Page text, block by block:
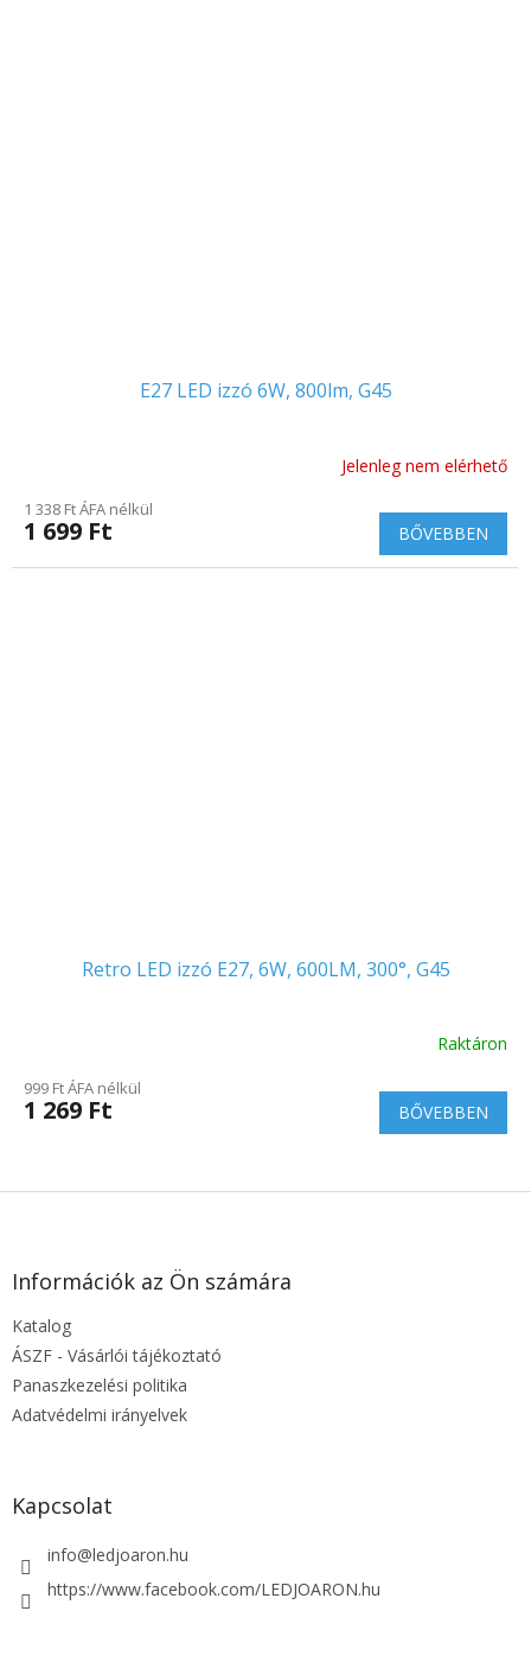
E27 LED izzó 6W, 800lm, G45
Jelenleg nem elérhető
1 338 Ft ÁFA nélkül
1 699 Ft BŐVEBBEN
Retro LED izzó E27, 6W, 600LM, 300°, G45
Raktáron
999 Ft ÁFA nélkül
1 269 Ft BŐVEBBEN
L
Információk az Ön számára
Katalog
ÁSZF - Vásárlói tájékoztató
Panaszkezelési politika
Adatvédelmi irányelvek
Kapcsolat
info@ledjoaron.hu
https://www.facebook.com/LEDJOARON.hu